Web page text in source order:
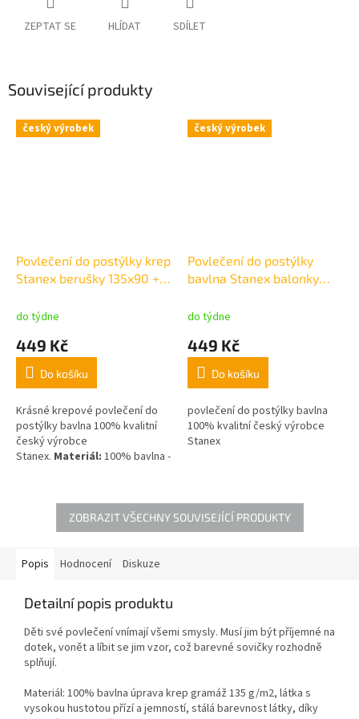
ZEPTAT SE HLÍDAT SDÍLET
Související produkty
český výrobek
Povlečení do postýlky krep
Stanex berušky 135x90 +
do týdne
449 Kč
Do košíku
Krásné krepové povlečení do
postýlky bavlna 100% kvalitní
český výrobce
Stanex. Materiál: 100% bavlna -
český výrobek
Povlečení do postýlky
bavlna Stanex balonky
do týdne
449 Kč
Do košíku
povlečení do postýlky bavlna
100% kvalitní český výrobce
Stanex
ZOBRAZIT VŠECHNY SOUVISEJÍCÍ PRODUKTY
Popis Hodnocení Diskuze
Detailní popis produktu
Děti své povlečení vnímají všemi smysly. Musí jim být příjemné na
dotek, vonět a líbit se jim vzor, což barevné sovičky rozhodně
splňují.
Materiál: 100% bavlna úprava krep gramáž 135 g/m2, látka s
vysokou hustotou přízí a jemností, stálá barevnost látky, díky